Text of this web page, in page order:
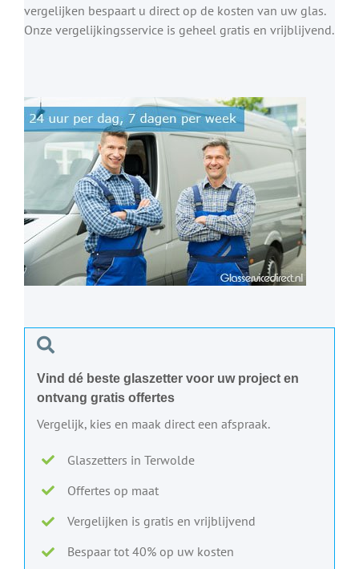
vergelijken bespaart u direct op de kosten van uw glas.
Onze vergelijkingsservice is geheel gratis en vrijblijvend.
Vind dé beste glaszetter voor uw project en
ontvang gratis offertes
Vergelijk, kies en maak direct een afspraak.
Glaszetters in Terwolde
Offertes op maat
Vergelijken is gratis en vrijblijvend
Bespaar tot 40% op uw kosten